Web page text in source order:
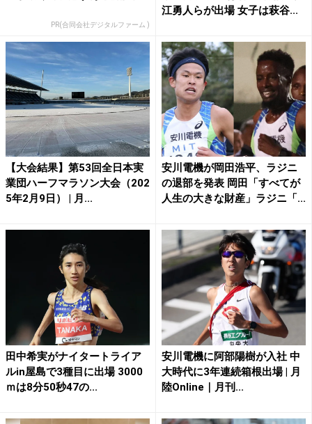
PR(合同会社デジタルファーム )
江勇人らが出場 女子は萩谷...
【大会結果】第53回全日本実
業団ハーフマラソン大会（202
5年2月9日） | 月...
安川電機が岡田浩平、ラジニ
の退部を発表 岡田「すべてが
人生の大きな財産」ラジニ「...
田中希実がナイタートライア
ルin屋島で3種目に出場 3000
ｍは8分50秒47の...
安川電機に阿部陽樹が入社 中
大時代に3年連続箱根出場 | 月
陸Online｜月刊...